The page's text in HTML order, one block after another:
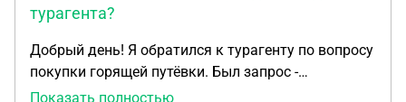
турагента?
Добрый день! Я обратился к турагенту по вопросу
покупки горящей путёвки. Был запрос -
определенный курорт, 7 ночей. Выбрали тур,
Показать полностью